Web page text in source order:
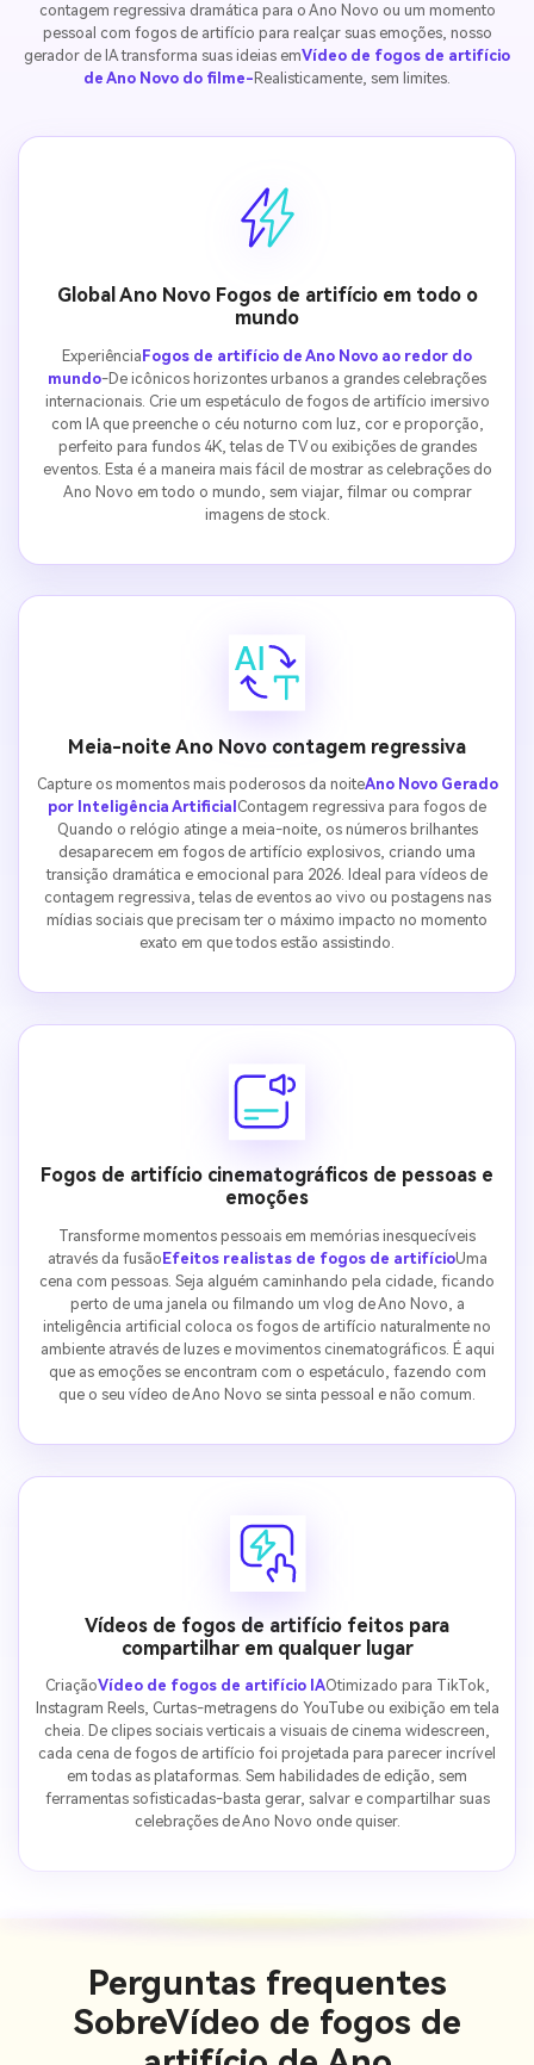
contagem regressiva dramática para o Ano Novo ou um momento
pessoal com fogos de artifício para realçar suas emoções, nosso
gerador de IA transforma suas ideias emVídeo de fogos de artifício
de Ano Novo do filme- Realisticamente, sem limites.
Global Ano Novo Fogos de artifício em todo o
mundo
Experiência Fogos de artifício de Ano Novo ao redor do
mundo-De icônicos horizontes urbanos a grandes celebrações
internacionais. Crie um espetáculo de fogos de artifício imersivo
com IA que preenche o céu noturno com luz, cor e proporção,
perfeito para fundos 4K, telas de TV ou exibições de grandes
eventos. Esta é a maneira mais fácil de mostrar as celebrações do
Ano Novo em todo o mundo, sem viajar, filmar ou comprar
imagens de stock.
Meia-noite Ano Novo contagem regressiva
Capture os momentos mais poderosos da noiteAno Novo Gerado
por Inteligência Artificial Contagem regressiva para fogos de
Quando o relógio atinge a meia-noite, os números brilhantes
desaparecem em fogos de artifício explosivos, criando uma
transição dramática e emocional para 2026. Ideal para vídeos de
contagem regressiva, telas de eventos ao vivo ou postagens nas
mídias sociais que precisam ter o máximo impacto no momento
exato em que todos estão assistindo.
Fogos de artifício cinematográficos de pessoas e
emoções
Transforme momentos pessoais em memórias inesquecíveis
através da fusão Efeitos realistas de fogos de artifícioUma
cena com pessoas. Seja alguém caminhando pela cidade, ficando
perto de uma janela ou filmando um vlog de Ano Novo, a
inteligência artificial coloca os fogos de artifício naturalmente no
ambiente através de luzes e movimentos cinematográficos. É aqui
que as emoções se encontram com o espetáculo, fazendo com
que o seu vídeo de Ano Novo se sinta pessoal e não comum.
Vídeos de fogos de artifício feitos para
compartilhar em qualquer lugar
CriaçãoVídeo de fogos de artifício IAOtimizado para TikTok,
Instagram Reels, Curtas-metragens do YouTube ou exibição em tela
cheia. De clipes sociais verticais a visuais de cinema widescreen,
cada cena de fogos de artifício foi projetada para parecer incrível
em todas as plataformas. Sem habilidades de edição, sem
ferramentas sofisticadas-basta gerar, salvar e compartilhar suas
celebrações de Ano Novo onde quiser.
Perguntas frequentes
SobreVídeo de fogos de
Crie imagens com
IA sem limites.
100% grátis!
Comece Grátis →